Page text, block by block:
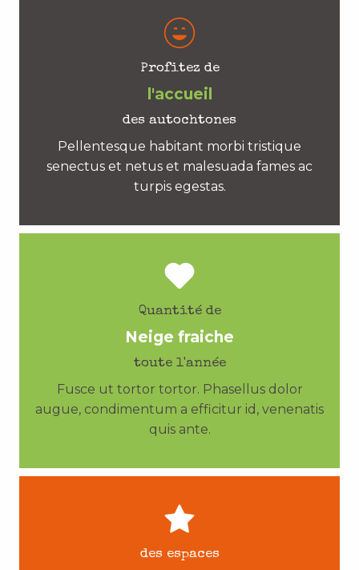
Profitez de
l'accueil
des autochtones
Pellentesque habitant morbi tristique
senectus et netus et malesuada fames ac
turpis egestas.
Quantité de
Neige fraiche
toute l'année
Fusce ut tortor tortor. Phasellus dolor
augue, condimentum a efficitur id, venenatis
quis ante.
des espaces